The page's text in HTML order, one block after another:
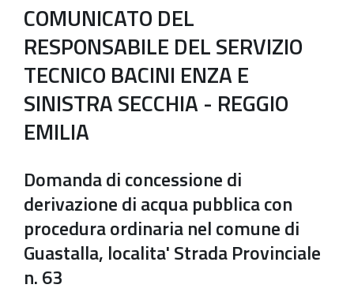
COMUNICATO DEL
RESPONSABILE DEL SERVIZIO
TECNICO BACINI ENZA E
SINISTRA SECCHIA - REGGIO
EMILIA
Domanda di concessione di
derivazione di acqua pubblica con
procedura ordinaria nel comune di
Guastalla, localita' Strada Provinciale
n. 63